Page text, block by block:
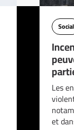
Social
Les
et